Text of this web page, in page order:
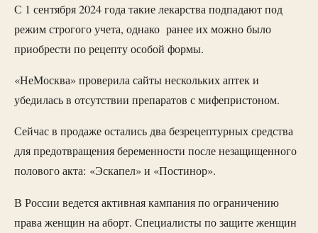
С 1 сентября 2024 года такие лекарства подпадают под
режим строгого учета, однако ранее их можно было
приобрести по рецепту особой формы.
«НеМосква» проверила сайты нескольких аптек и
убедилась в отсутствии препаратов с мифепристоном.
Сейчас в продаже остались два безрецептурных средства
для предотвращения беременности после незащищенного
полового акта: «Эскапел» и «Постинор».
В России ведется активная кампания по ограничению
права женщин на аборт. Специалисты по защите женщин